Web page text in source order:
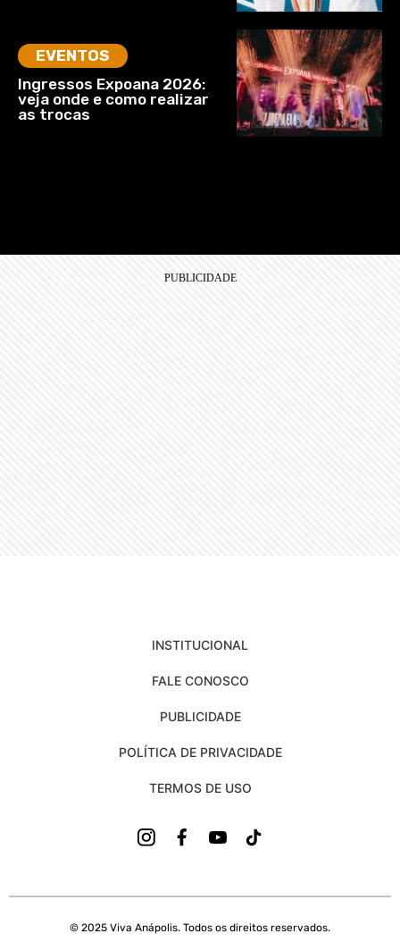
EVENTOS
Ingressos Expoana 2026:
veja onde e como realizar
as trocas
INSTITUCIONAL
FALE CONOSCO
PUBLICIDADE
POLÍTICA DE PRIVACIDADE
TERMOS DE USO
© 2025 Viva Anápolis. Todos os direitos reservados.